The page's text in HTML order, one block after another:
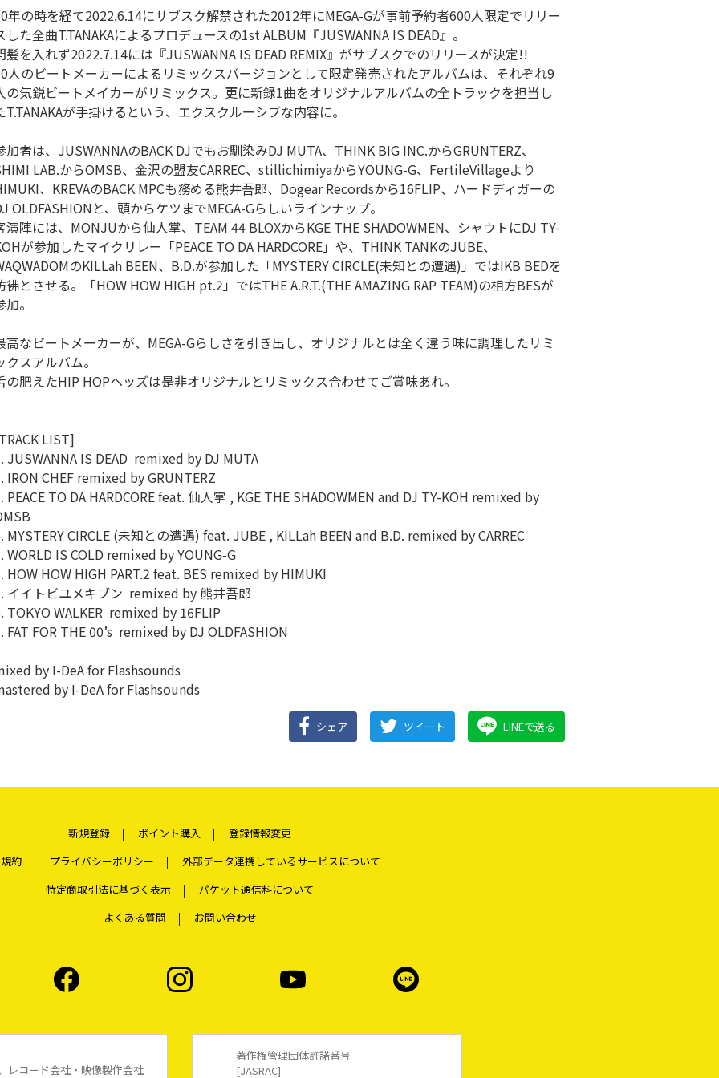
年の時を経て2022.6.14にサブスク解禁された2012年にMEGA-Gが事前予約者600人限定でリリー
した全曲T.TANAKAによるプロデュースの1st ALBUM『JUSWANNA IS DEAD』。
髪を入れず2022.7.14には『JUSWANNA IS DEAD REMIX』がサブスクでのリリースが決定!!
人のビートメーカーによるリミックスバージョンとして限定発売されたアルバムは、それぞれ9
の気鋭ビートメイカーがリミックス。更に新録1曲をオリジナルアルバムの全トラックを担当し
T.TANAKAが手掛けるという、エクスクルーシブな内容に。
加者は、JUSWANNAのBACK DJでもお馴染みDJ MUTA、THINK BIG INC.からGRUNTERZ、
LAB.からOMSB、金沢の盟友CARREC、stillichimiyaからYOUNG-G、FertileVillageより
、KREVAのBACK MPCも務める熊井吾郎、Dogear Recordsから16FLIP、ハードディガーの
OLDFASHIONと、頭からケツまでMEGA-Gらしいラインナップ。
演陣には、MONJUから仙人掌、TEAM 44 BLOXからKGE THE SHADOWMEN、シャウトにDJ TY-
が参加したマイクリレー「PEACE TO DA HARDCORE」や、THINK TANKのJUBE、
のKILLah BEEN、B.D.が参加した「MYSTERY CIRCLE(未知との遭遇)」ではIKB BEDを
彿とさせる。「HOW HOW HIGH pt.2」ではTHE A.R.T.(THE AMAZING RAP TEAM)の相方BESが
加。
高なビートメーカーが、MEGA-Gらしさを引き出し、オリジナルとは全く違う味に調理したリミ
クスアルバム。
の肥えたHIP HOPヘッズは是非オリジナルとリミックス合わせてご賞味あれ。
LIST]
JUSWANNA IS DEAD remixed by DJ MUTA
IRON CHEF remixed by GRUNTERZ
PEACE TO DA HARDCORE feat. 仙人掌 , KGE THE SHADOWMEN and DJ TY-KOH remixed by
MYSTERY CIRCLE (未知との遭遇) feat. JUBE , KILLah BEEN and B.D. remixed by CARREC
WORLD IS COLD remixed by YOUNG-G
HOW HOW HIGH PART.2 feat. BES remixed by HIMUKI
イイトビユメキブン remixed by 熊井吾郎
TOKYO WALKER remixed by 16FLIP
FAT FOR THE 00’s remixed by DJ OLDFASHION
by I-DeA for Flashsounds
by I-DeA for Flashsounds
シェア ツイート LINEで送る
新規登録 ポイント購入
登録情報変更
約
プライバシーポリシー
外部データ連携しているサービスについて
特定商取引法に基づく表示
パケット通信料について
よくある質問
お問い合わせ
レコード会社・映像製作会社
著作権管理団体許諾番号
[JASRAC]